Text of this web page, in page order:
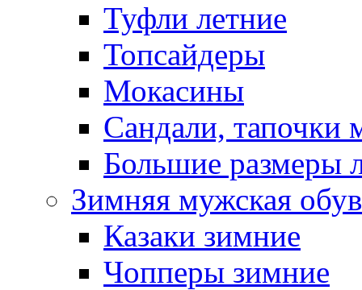
Туфли летние
Топсайдеры
Мокасины
Сандали, тапочки
Большие размеры
Зимняя мужская
Казаки зимние
Чопперы зимние